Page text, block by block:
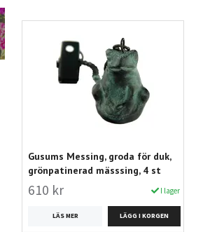
Gusums Messing, groda för duk,
grönpatinerad mässsing, 4 st
610 kr I lager
LÄS MER